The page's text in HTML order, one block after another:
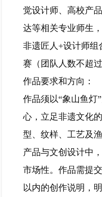
觉设计师、高校产
达等相关专业师生
非遗匠人+设计师组
赛（团队人数不超过
作品要求和方向：
作品须以“象山鱼灯
心，立足非遗文化
型、纹样、工艺及
产品与文创设计中
市场性。作品需提
以内的创作说明，